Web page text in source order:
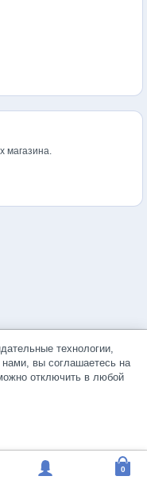
магазина.
законным владельцам.
технологии,
вы соглашаетесь на
отключить в любой